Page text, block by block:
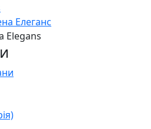
Елеганс
Elegans